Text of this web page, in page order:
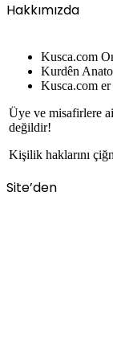
Hakkımızda
Kusca.com
Kurdên
Kusca.com
Üye ve misafirlere
değildir!
Kişilik haklarını
Site’den